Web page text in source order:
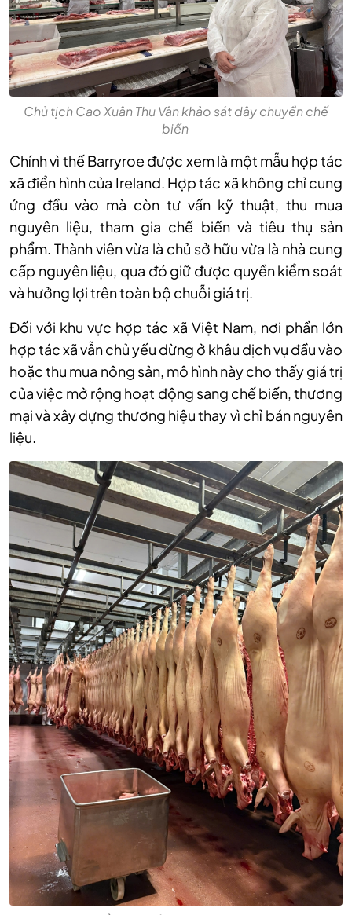
Chủ tịch Cao Xuân Thu Vân khảo sát dây chuyền chế
biến
Chính vì thế Barryroe được xem là một mẫu hợp tác
xã điển hình của Ireland. Hợp tác xã không chỉ cung
ứng đầu vào mà còn tư vấn kỹ thuật, thu mua
nguyên liệu, tham gia chế biến và tiêu thụ sản
phẩm. Thành viên vừa là chủ sở hữu vừa là nhà cung
cấp nguyên liệu, qua đó giữ được quyền kiểm soát
và hưởng lợi trên toàn bộ chuỗi giá trị.
Đối với khu vực hợp tác xã Việt Nam, nơi phần lớn
hợp tác xã vẫn chủ yếu dừng ở khâu dịch vụ đầu vào
hoặc thu mua nông sản, mô hình này cho thấy giá trị
của việc mở rộng hoạt động sang chế biến, thương
mại và xây dựng thương hiệu thay vì chỉ bán nguyên
liệu.